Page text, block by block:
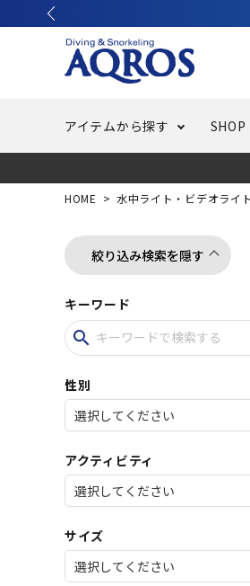
アイテムから探す
ラッシュガード・水着・マリ
フリースタイルダイビング
バッグ・ケース
SALE
SHOP
池袋店／IKEBUKURO
バッテリー交換
ニュース
でしか
ご利用ガイド
LINE ID連携でお買い物が便
求人
HOME 水中ライト・ビデオライト
絞り込み検索を隠す
キーワード
search
性別
アクティビティ
サイズ